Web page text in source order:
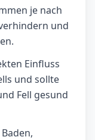
je nach
und
Einfluss
und sollte
Fell gesund